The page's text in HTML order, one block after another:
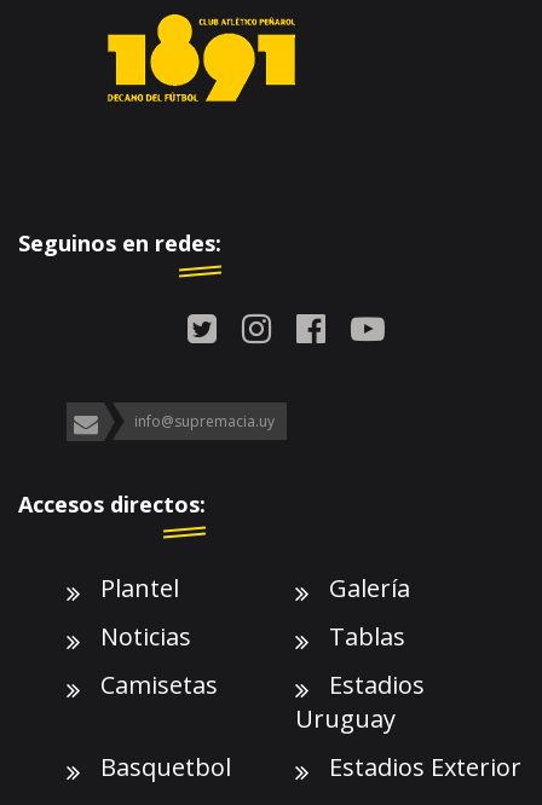
Seguinos en redes:
info@supremacia.uy
Accesos directos:
Plantel
Galería
Noticias
Tablas
Camisetas
Estadios
Uruguay
Basquetbol
Estadios Exterior